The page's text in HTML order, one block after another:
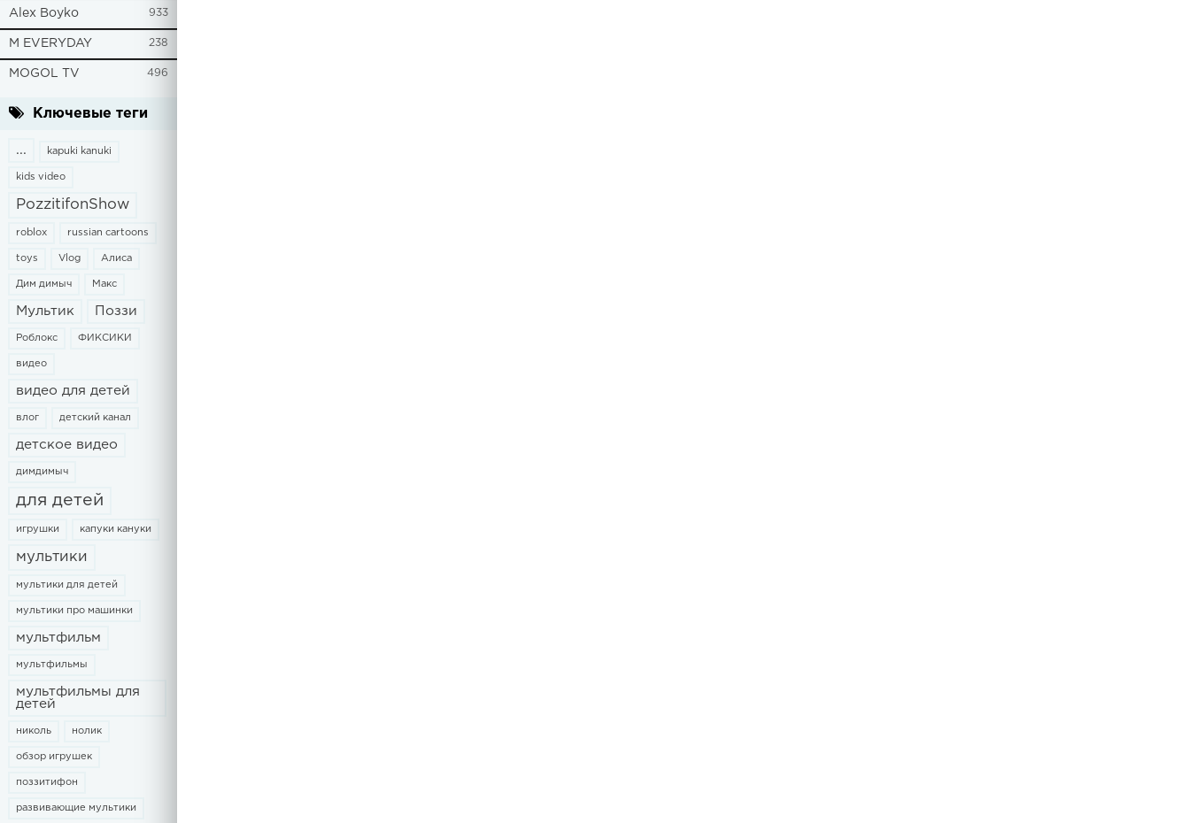
Alex Boyko 933
M EVERYDAY 238
MOGOL TV 496
Ключевые теги
... kapuki kanuki
kids video
PozzitifonShow
roblox russian cartoons
toys Vlog Алиса
Дим димыч Макс
Мультик Поззи
Роблокс ФИКСИКИ
видео
видео для детей
влог детский канал
детское видео
димдимыч
для детей
игрушки капуки кануки
мультики
мультики для детей
мультики про машинки
мультфильм
мультфильмы
мультфильмы для
детей
николь нолик
обзор игрушек
поззитифон
развивающие мультики